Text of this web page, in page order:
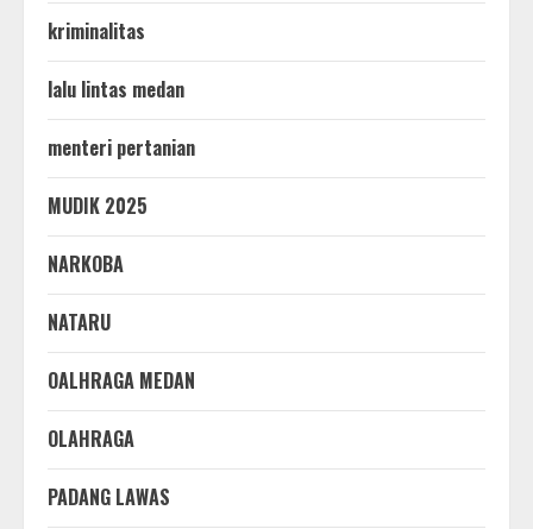
kriminalitas
lalu lintas medan
menteri pertanian
MUDIK 2025
NARKOBA
NATARU
OALHRAGA MEDAN
OLAHRAGA
PADANG LAWAS